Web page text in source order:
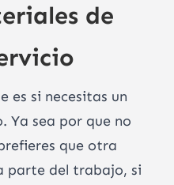
de
es si necesitas un
Ya sea por que no
que otra
parte del trabajo, si